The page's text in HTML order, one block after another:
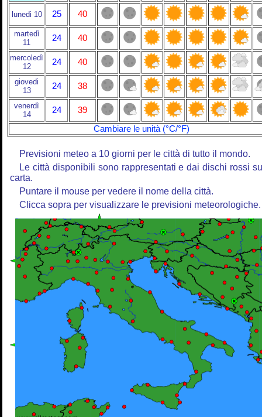
lunedi 10 25 40
martedì
11
24 40
mercoledì
12
24 40
giovedi
13
24 38
venerdì
14
24
39
Cambiare le unità (°C/°F)
Previsioni meteo a 10 giorni per le città di tutto il mondo.
Le città disponibili sono rappresentati e dai dischi rossi
carta.
Puntare il mouse per vedere il nome della città.
Clicca sopra per visualizzare le previsioni meteorologiche.